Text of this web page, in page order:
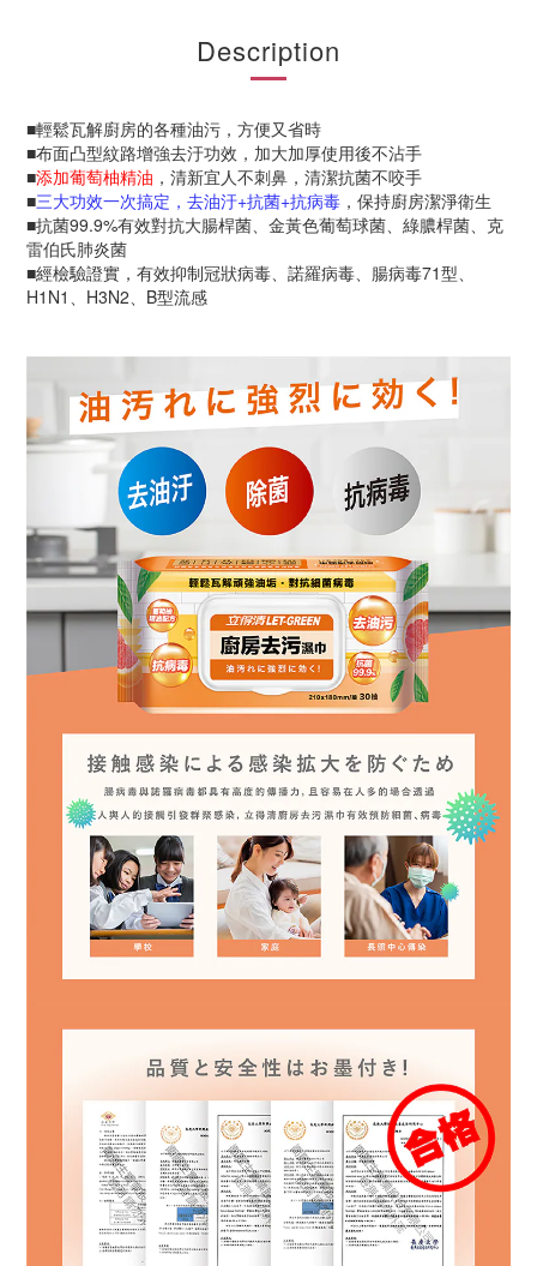
Description
■輕鬆瓦解廚房的各種油污，方便又省時
■布面凸型紋路增強去汙功效，加大加厚使用後不沾手
■添加葡萄柚精油 ，清新宜人不刺鼻，清潔抗菌不咬手
■三大功效一次搞定，去油汙+抗菌+抗病毒 ，保持廚房潔淨衛生
■抗菌99.9%有效對抗大腸桿菌、金黃色葡萄球菌、綠膿桿菌、克
雷伯氏肺炎菌
■經檢驗證實，有效抑制冠狀病毒、諾羅病毒、腸病毒71型、
H1N1、H3N2、B型流感